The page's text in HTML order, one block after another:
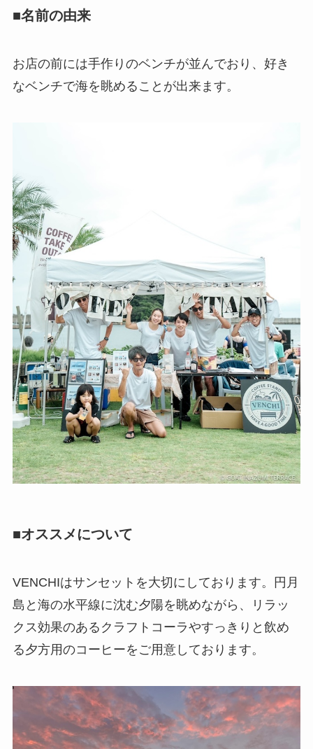
■名前の由来
お店の前には手作りのベンチが並んでおり、好き
なベンチで海を眺めることが出来ます。
■オススメについて
VENCHIはサンセットを大切にしております。円月
島と海の水平線に沈む夕陽を眺めながら、リラッ
クス効果のあるクラフトコーラやすっきりと飲め
る夕方用のコーヒーをご用意しております。